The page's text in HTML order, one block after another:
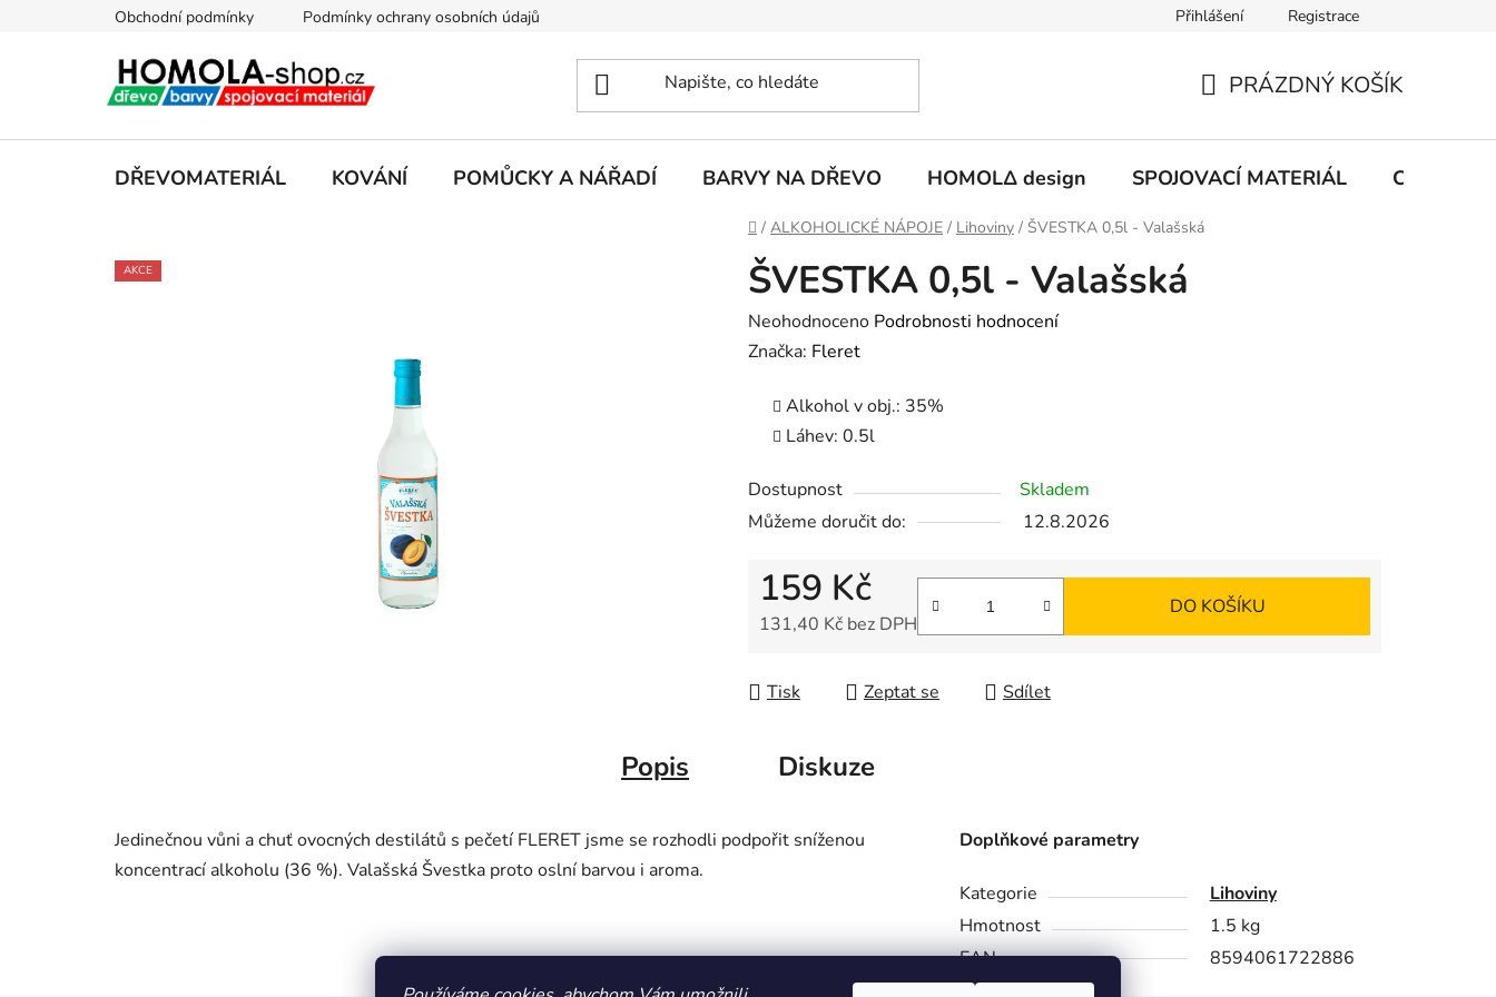
Obchodní podmínky Podmínky ochrany osobních údajů Přihlášení Registrace
KOŠÍK
PRÁZDNÝ KOŠÍK
DŘEVOMATERIÁL KOVÁNÍ POMŮCKY A NÁŘADÍ BARVY NA DŘEVO HOMOLΔ design SPOJOVACÍ MATERIÁL CHEMIE
Domů
/ ALKOHOLICKÉ NÁPOJE / Lihoviny / ŠVESTKA 0,5l - Valašská
ŠVESTKA 0,5l - Valašská
Průměrné
hodnocení
5
hvězdiček.
Neohodnoceno Podrobnosti hodnocení
Značka: Fleret
Alkohol v obj.: 35%
Láhev: 0.5l
Dostupnost
Skladem
Můžeme doručit do:
12.8.2026
159 Kč
131,40 Kč bez DPH
DO KOŠÍKU
Tisk Zeptat se Sdílet
AKCE
Popis Diskuze
Jedinečnou vůni a chuť ovocných destilátů s pečetí FLERET jsme se rozhodli podpořit sníženou
koncentrací alkoholu (36 %). Valašská Švestka proto oslní barvou i aroma.
Doplňkové parametry
Kategorie
Lihoviny
Hmotnost
1.5 kg
EAN
8594061722886